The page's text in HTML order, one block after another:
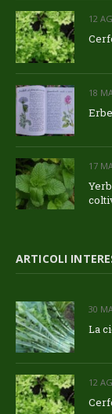
12
18
17
ARTICOLI
30
La
12